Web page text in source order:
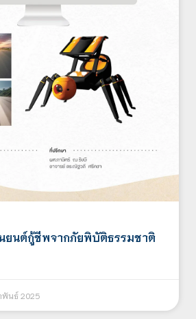
ยนต์กู้ชีพจากภัยพิบัติธรรมชาติ
พันธ์ 2025